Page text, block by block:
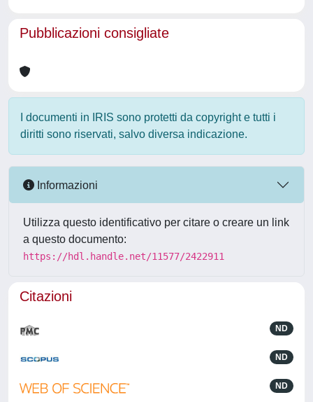
Pubblicazioni consigliate
I documenti in IRIS sono protetti da copyright e tutti i
diritti sono riservati, salvo diversa indicazione.
Informazioni
Utilizza questo identificativo per citare o creare un link
a questo documento:
https://hdl.handle.net/11577/2422911
Citazioni
ND
ND
ND